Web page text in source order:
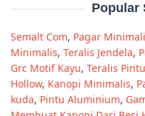
Popular
Semalt Com, Pagar
Minimalis, Teralis Jendela,
Grc Motif Kayu, Teralis Pintu
Hollow, Kanopi Minimalis,
kuda, Pintu Aluminium,